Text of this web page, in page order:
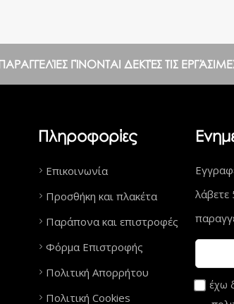
ΓΊΝΟΝΤΑΙ ΔΕΚΤΈΣ ΤΙΣ
Πληροφορίες
Επικοινωνία
Προσθήκη και πλακέτα
Παράπονα και επιστροφές
Φόρμα Επιστροφής
Πολιτική Απορρήτου
Πολιτική Cookies
έχω